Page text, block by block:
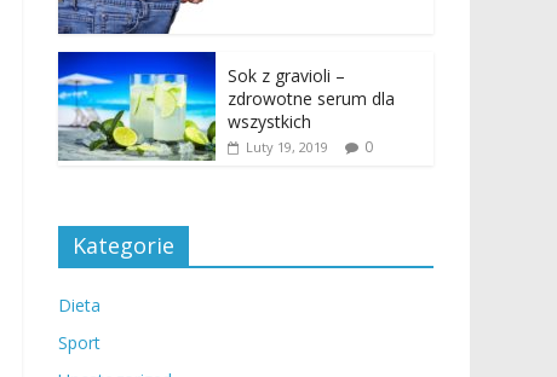
Sok z gravioli –
zdrowotne serum dla
wszystkich
Luty 19, 2019 0
Kategorie
Dieta
Sport